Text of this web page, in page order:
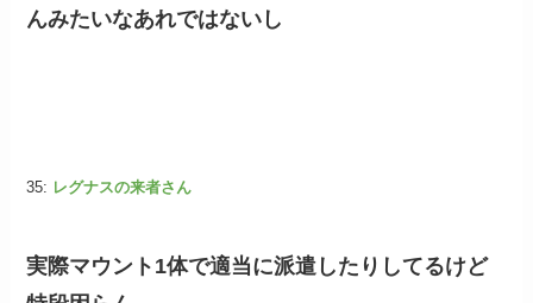
んみたいなあれではないし
35: レグナスの来者さん
実際マウント1体で適当に派遣したりしてるけど